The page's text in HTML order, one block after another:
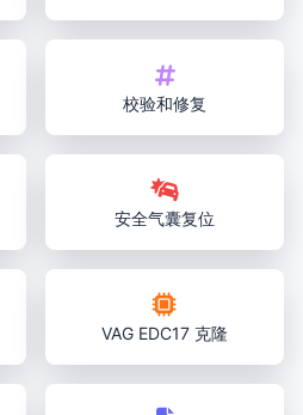
校验和修复
安全气囊复位
VAG EDC17 克隆